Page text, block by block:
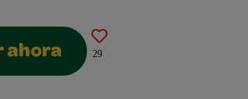
ahora 29